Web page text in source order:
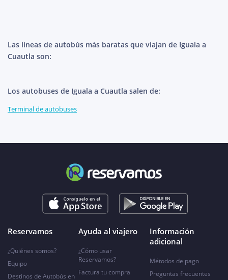
Las líneas de autobús más baratas que viajan de Iguala a
Cuautla son:
Los autobuses de Iguala a Cuautla salen de:
Terminal de autobuses
Reservamos
¿Quiénes somos?
Equipo
Destinos de Autobús en
Ayuda al viajero
¿Cómo usar
Reservamos?
Factura tu compra
Información
adicional
Métodos de pago
Preguntas frecuentes